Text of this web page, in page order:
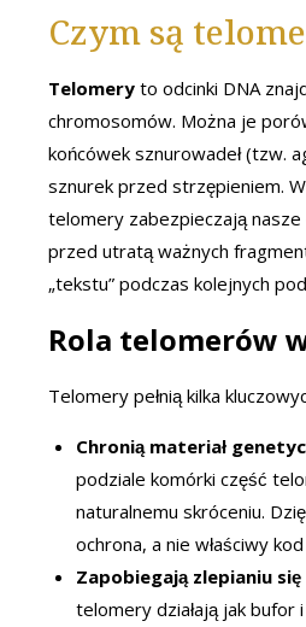
Czym są
Telomery to odcinki DNA
chromosomów. Można je
końcówek sznurowadeł (tzw.
sznurek przed strzępieniem.
telomery zabezpieczają
przed utratą ważnych
„tekstu” podczas kolejnych
Rola telomerów
Telomery pełnią kilka
Chronią materiał
podziale komórki część
naturalnemu skróceniu.
ochrona, a nie właściwy
Zapobiegają zlepianiu
telomery działają jak bufor